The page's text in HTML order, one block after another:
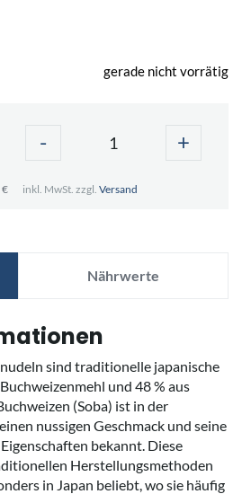
gerade nicht vorrätig
- +
€ inkl. MwSt. zzgl. Versand
Nährwerte
sind traditionelle japanische
und 48 % aus
(Soba) ist in der
nussigen Geschmack und seine
bekannt. Diese
Herstellungsmethoden
in Japan beliebt, wo sie häufig